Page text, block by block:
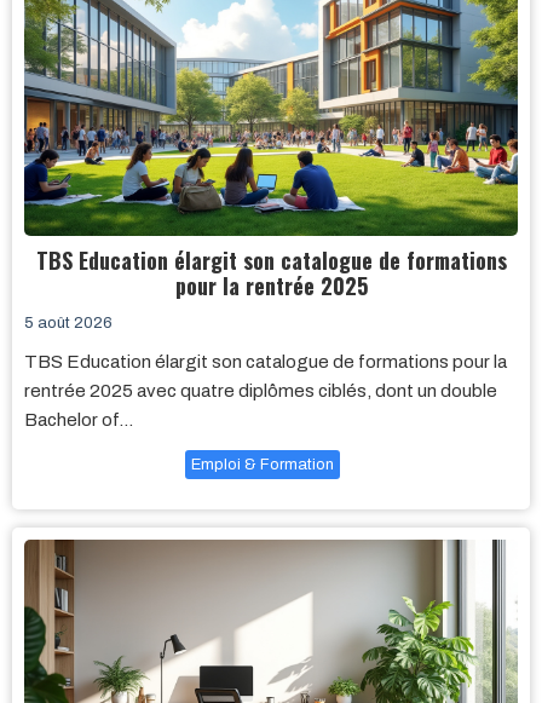
TBS Education élargit son catalogue de formations
pour la rentrée 2025
5 août 2026
TBS Education élargit son catalogue de formations pour la
rentrée 2025 avec quatre diplômes ciblés, dont un double
Bachelor of…
Emploi & Formation